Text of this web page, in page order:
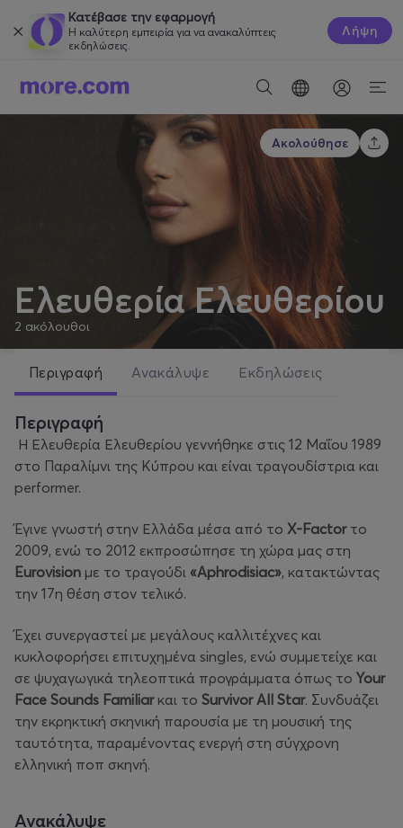
Κατέβασε την εφαρμογή
Η καλύτερη εμπειρία για να ανακαλύπτεις
εκδηλώσεις.
Λήψη
Ελευθερία Ελευθερίου
2 ακόλουθοι
Ακολούθησε
Περιγραφή Ανακάλυψε Εκδηλώσεις
Περιγραφή
Η Ελευθερία Ελευθερίου γεννήθηκε στις 12 Μαΐου 1989
στο Παραλίμνι της Κύπρου και είναι τραγουδίστρια και
performer.
Έγινε γνωστή στην Ελλάδα μέσα από το X-Factorτο
2009, ενώ το 2012 εκπροσώπησε τη χώρα μας στη
Eurovision με το τραγούδι «Aphrodisiac», κατακτώντας
την 17η θέση στον τελικό.
Έχει συνεργαστεί με μεγάλους καλλιτέχνες και
κυκλοφορήσει επιτυχημένα singles, ενώ συμμετείχε και
σε ψυχαγωγικά τηλεοπτικά προγράμματα όπως το Your
Face Sounds Familiarκαι το Survivor All Star. Συνδυάζει
την εκρηκτική σκηνική παρουσία με τη μουσική της
ταυτότητα, παραμένοντας ενεργή στη σύγχρονη
ελληνική ποπ σκηνή.
Ανακάλυψε